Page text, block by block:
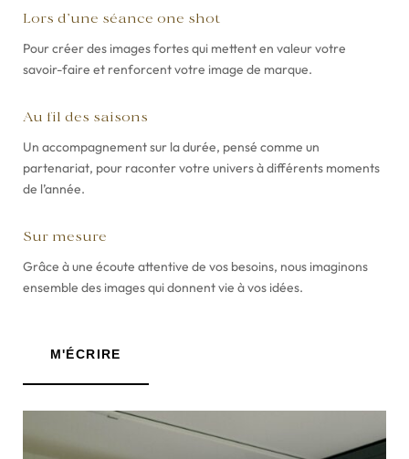
Lors d’une séance one shot
Pour créer des images fortes qui mettent en valeur votre
savoir-faire et renforcent votre image de marque.
Au fil des saisons
Un accompagnement sur la durée, pensé comme un
partenariat, pour raconter votre univers à différents moments
de l’année.
Sur mesure
Grâce à une écoute attentive de vos besoins, nous imaginons
ensemble des images qui donnent vie à vos idées.
M'ÉCRIRE